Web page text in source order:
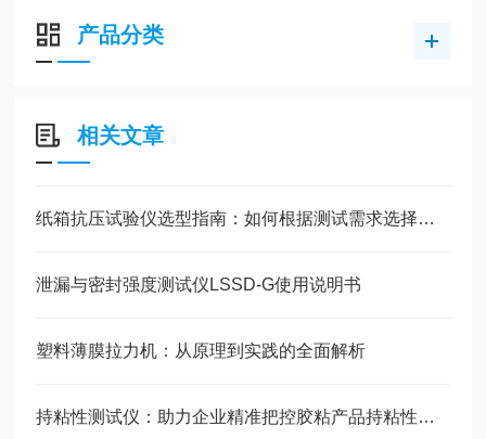
产品分类
相关文章
纸箱抗压试验仪选型指南：如何根据测试需求选择合适的量程、精度与测试模式？
泄漏与密封强度测试仪LSSD-G使用说明书
塑料薄膜拉力机：从原理到实践的全面解析
持粘性测试仪：助力企业精准把控胶粘产品持粘性能的高效工具